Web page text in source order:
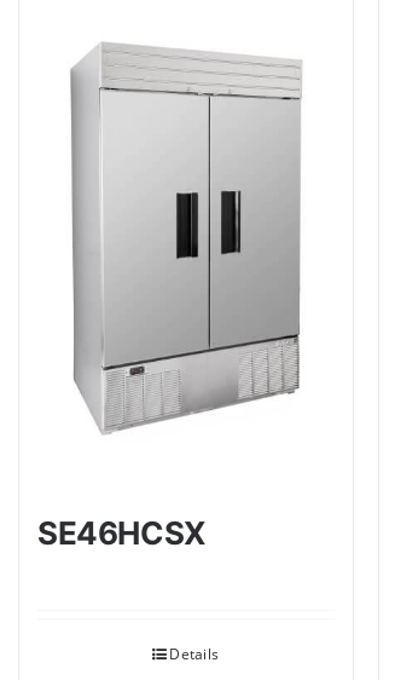
SE46HCSX
Details